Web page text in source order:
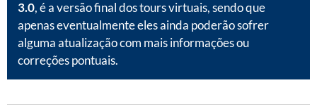
3.0, é a versão final dos tours virtuais, sendo que
apenas eventualmente eles ainda poderão sofrer
alguma atualização com mais informações ou
correções pontuais.